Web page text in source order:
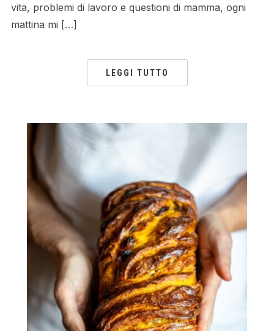
vita, problemi di lavoro e questioni di mamma, ogni
mattina mi […]
LEGGI TUTTO